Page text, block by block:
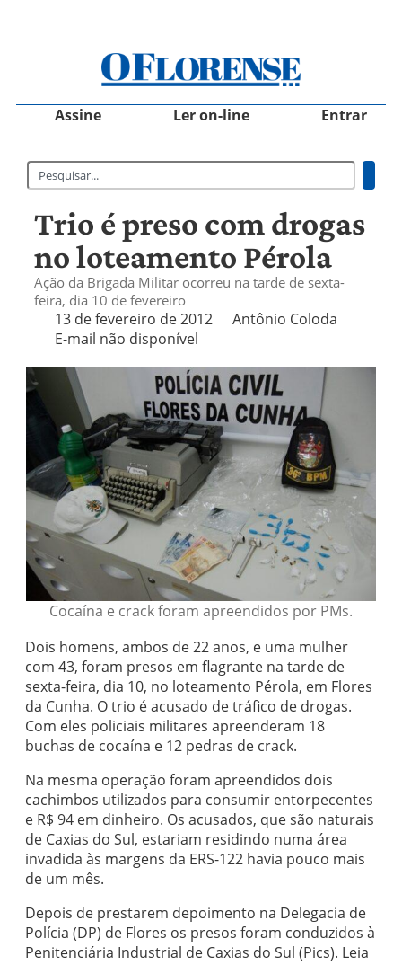
Assine Ler on-line Entrar
Trio é preso com drogas
no loteamento Pérola
Ação da Brigada Militar ocorreu na tarde de sexta-
feira, dia 10 de fevereiro
13 de fevereiro de 2012
Antônio Coloda
E-mail não disponível
Cocaína e crack foram apreendidos por PMs.
Dois homens, ambos de 22 anos, e uma mulher
com 43, foram presos em flagrante na tarde de
sexta-feira, dia 10, no loteamento Pérola, em Flores
da Cunha. O trio é acusado de tráfico de drogas.
Com eles policiais militares apreenderam 18
buchas de cocaína e 12 pedras de crack.
Na mesma operação foram apreendidos dois
cachimbos utilizados para consumir entorpecentes
e R$ 94 em dinheiro. Os acusados, que são naturais
de Caxias do Sul, estariam residindo numa área
invadida às margens da ERS-122 havia pouco mais
de um mês.
Depois de prestarem depoimento na Delegacia de
Polícia (DP) de Flores os presos foram conduzidos à
Penitenciária Industrial de Caxias do Sul (Pics). Leia